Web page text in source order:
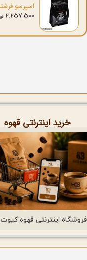
اسپرسو فرشته
2.257.500
خرید اینترنتی قهوه
فروشگاه اینترنتی قهوه کیوت